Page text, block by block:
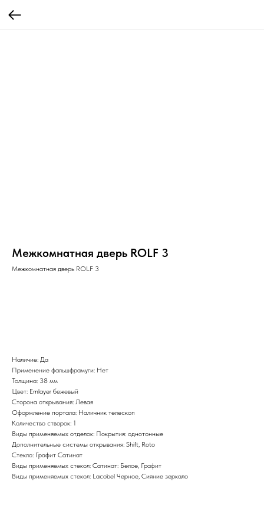
Межкомнатная дверь ROLF 3
Межкомнатная дверь ROLF 3
Наличие: Да
Применение фальшфрамуги: Нет
Толщина: 38 мм
Цвет: Emlayer бежевый
Сторона открывания: Левая
Оформление портала: Наличник телескоп
Количество створок: 1
Виды применяемых отделок: Покрытия: однотонные
Дополнительные системы открывания: Shift, Roto
Стекло: Графит Сатинат
Виды применяемых стекол: Сатинат: Белое, Графит
Виды применяемых стекол: Lacobel Черное, Сияние зеркало